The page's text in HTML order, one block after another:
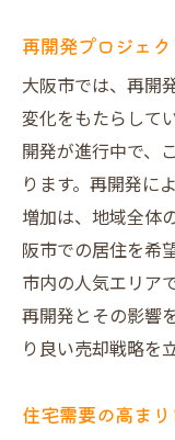
再開発
需要に
売買時
新しい
不動産
大阪府大阪
か
市場調
地域特
専門家
再開発プロジェ
大阪市では、再開
変化をもたらして
開発が進行中で、
ります。再開発に
増加は、地域全体
阪市での居住を希
市内の人気エリア
再開発とその影響
り良い売却戦略を
住宅需要の高ま